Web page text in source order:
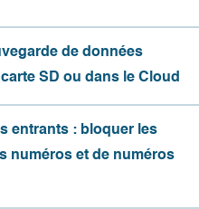
de données
SD ou dans le Cloud
entrants : bloquer les
numéros et de numéros